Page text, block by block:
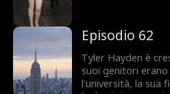
signora Owen e in
matrimonio veloce
Owen, la CEO di
all'altezza per lei e
tempo ha
Episodio 62
Tyler Hayden è
suoi genitori
l'università, la sua